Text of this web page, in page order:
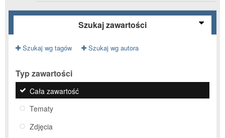
Szukaj zawartości
Szukaj wg tagów Szukaj wg autora
Typ zawartości
Cała zawartość
Tematy
Zdjęcia